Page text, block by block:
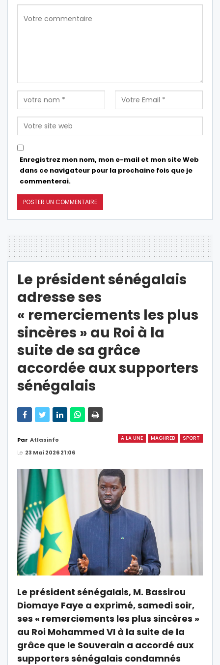
Enregistrez mon nom, mon e-mail et mon site Web
dans ce navigateur pour la prochaine fois que je
commenterai.
Le président sénégalais
adresse ses
« remerciements les plus
sincères » au Roi à la
suite de sa grâce
accordée aux supporters
sénégalais
A LA UNE MAGHREB SPORT
Par Atlasinfo
Le 23 Mai 2026 21:06
Le président sénégalais, M. Bassirou
Diomaye Faye a exprimé, samedi soir,
ses « remerciements les plus sincères »
au Roi Mohammed VI à la suite de la
grâce que le Souverain a accordé aux
supporters sénégalais condamnés